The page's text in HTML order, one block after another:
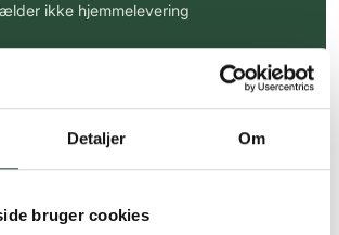
Detaljer Om
bruger cookies
ikke hjemmelevering
levering (30 min. i Kbh)